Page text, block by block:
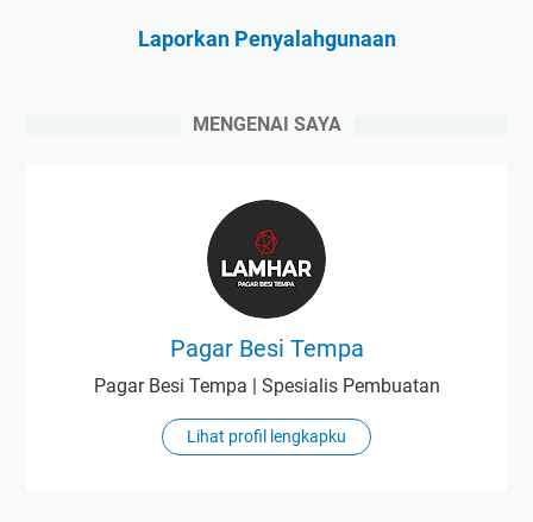
Laporkan Penyalahgunaan
MENGENAI SAYA
Pagar Besi Tempa
Pagar Besi Tempa | Spesialis Pembuatan
Lihat profil lengkapku